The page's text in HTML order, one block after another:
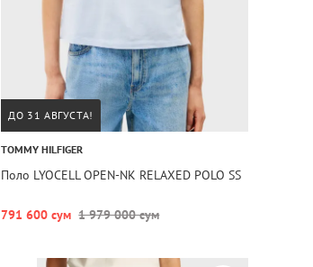
ДО 31 АВГУСТА!
TOMMY HILFIGER
Поло LYOCELL OPEN-NK RELAXED POLO SS
791 600 сум 1 979 000 сум